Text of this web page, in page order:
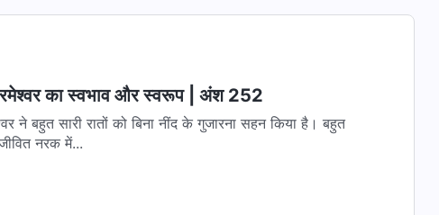
का स्वभाव और स्वरूप | अंश 252
ने बहुत सारी रातों को बिना नींद के गुजारना सहन किया है। बहुत
नरक में...